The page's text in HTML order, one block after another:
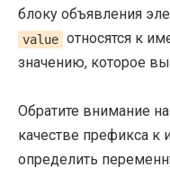
блоку объявления
value относятся к
значению, которое
Обратите внимание
качестве префикса
определить